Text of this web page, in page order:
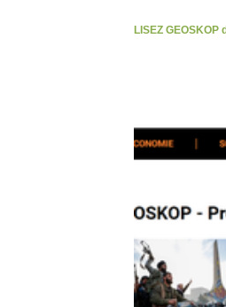
LISEZ GEOSKOP